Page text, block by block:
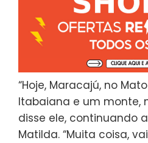
“Hoje, Maracajú, no
Itabaiana e um monte,
disse ele, continuando
Matilda. “Muita coisa,